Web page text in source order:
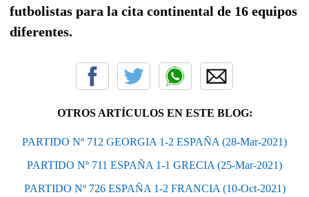
futbolistas para la cita continental de 16 equipos
diferentes.
OTROS ARTÍCULOS EN ESTE BLOG:
PARTIDO Nº 712 GEORGIA 1-2 ESPAÑA (28-Mar-2021)
PARTIDO Nº 711 ESPAÑA 1-1 GRECIA (25-Mar-2021)
PARTIDO Nº 726 ESPAÑA 1-2 FRANCIA (10-Oct-2021)